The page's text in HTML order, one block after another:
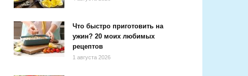
Что быстро приготовить на
ужин? 20 моих любимых
рецептов
1 августа 2026